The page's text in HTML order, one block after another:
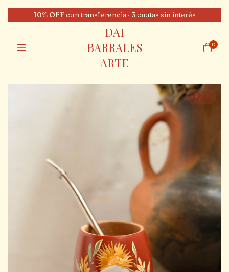
10% OFF con transferencia · 3 cuotas sin interés
DAI
BARRALES
ARTE
0
1 / 1